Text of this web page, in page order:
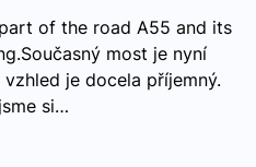
of the road A55 and its
most je nyní
je docela příjemný.
si…